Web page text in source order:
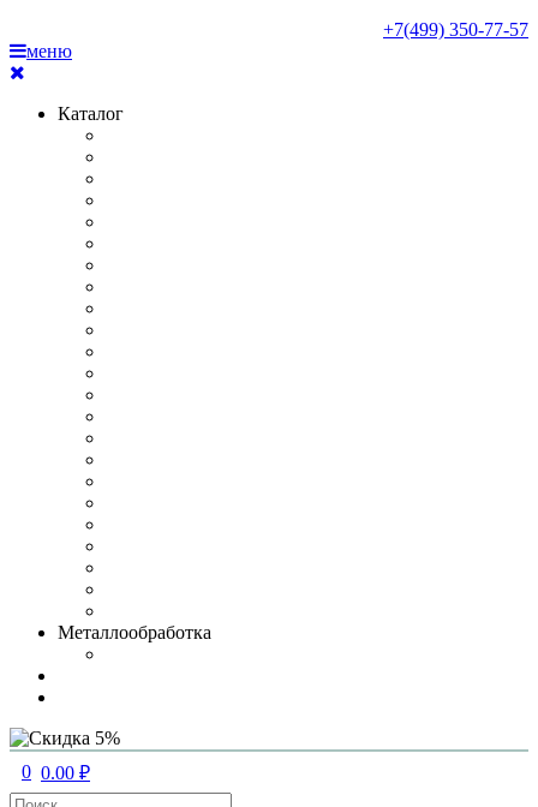
+7(499) 350-77-57
меню
Каталог
Металлообработка
0 0.00 ₽